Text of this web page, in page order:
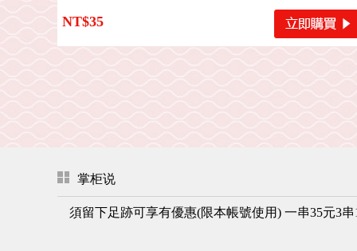
NT$35
掌柜说
須留下足跡可享有優惠(限本帳號使用) 一串35元3串